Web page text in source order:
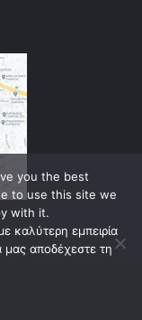
you the best
to use this site we
with it.
καλύτερη εμπειρία
μας αποδέχεστε τη